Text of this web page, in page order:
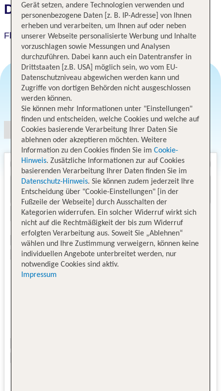
Das erwartet Sie
Flexstay Inn Nakanobu
Angebotsauswahl
Gerät setzen, andere Technologien verwenden und
personenbezogene Daten [z. B. IP-Adresse] von Ihnen
erheben und verarbeiten, um Ihnen auf oder neben
unserer Webseite personalisierte Werbung und Inhalte
vorzuschlagen sowie Messungen und Analysen
durchzuführen. Dabei kann auch ein Datentransfer in
Drittstaaten [z.B. USA] möglich sein, wo vom EU-
Datenschutzniveau abgewichen werden kann und
Zugriffe von dortigen Behörden nicht ausgeschlossen
werden können.
Sie können mehr Informationen unter "Einstellungen"
finden und entscheiden, welche Cookies und welche auf
Cookies basierende Verarbeitung Ihrer Daten Sie
ablehnen oder akzeptieren möchten. Weitere
Information zu den Cookies finden Sie im Cookie-
Hinweis. Zusätzliche Informationen zur auf Cookies
basierenden Verarbeitung Ihrer Daten finden Sie im
Datenschutz-Hinweis. Sie können zudem jederzeit Ihre
Entscheidung über "Cookie-Einstellungen" [in der
Fußzeile der Webseite] durch Ausschalten der
Kategorien widerrufen. Ein solcher Widerruf wirkt sich
nicht auf die Rechtmäßigkeit der bis zum Widerruf
erfolgten Verarbeitung aus. Soweit Sie „Ablehnen“
wählen und Ihre Zustimmung verweigern, können keine
individuellen Angebote unterbreitet werden, nur
notwendige Cookies sind aktiv.
Impressum